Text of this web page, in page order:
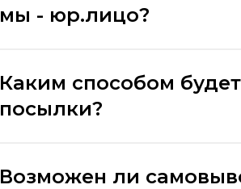
мы - юр.лицо?
Каким способом
посылки?
Возможен ли